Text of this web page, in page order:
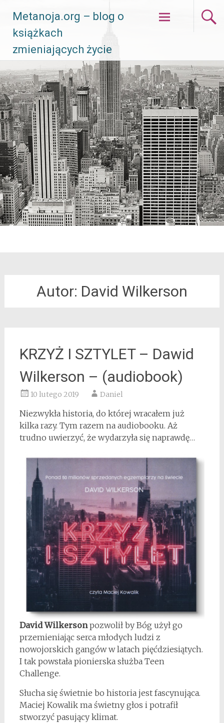
Metanoja.org – blog o
książkach
zmieniających życie
Skip
to
Autor: David Wilkerson
KRZYŻ I SZTYLET – Dawid
Wilkerson – (audiobook)
10 lutego 2019 Daniel
Niezwykła historia, do której wracałem już
kilka razy. Tym razem na audiobooku. Aż
trudno uwierzyć, że wydarzyła się naprawdę…
David Wilkersonpozwolił by Bóg użył go
przemieniając serca młodych ludzi z
nowojorskich gangów w latach pięćdziesiątych.
I tak powstała pionierska służba Teen
Challenge.
Słucha się świetnie bo historia jest fascynująca.
Maciej Kowalik ma świetny głos i potrafił
stworzyć pasujący klimat.